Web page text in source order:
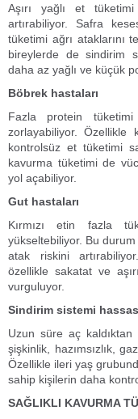
Aşırı yağlı et
artırabiliyor. Safra
tüketimi ağrı ataklarını
bireylerde de sindirim
daha az yağlı ve küçük
Böbrek hastaları
Fazla protein tüketimi
zorlayabiliyor. Özellikle
kontrolsüz et tüketimi
kavurma tüketimi de
yol açabiliyor.
Gut hastaları
Kırmızı etin fazla
yükseltebiliyor. Bu
atak riskini
özellikle sakatat ve
vurguluyor.
Sindirim sistemi
Uzun süre aç
şişkinlik, hazımsızlık,
Özellikle ileri yaş
sahip kişilerin daha
SAĞLIKLI KAVURMA